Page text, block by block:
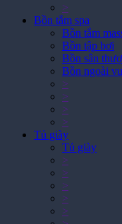
>
Bồn tắm spa
Bồn tắm
Bồn tập bơi
Bồn sân
Bồn ngoài
>
>
>
>
Tủ giày
Tủ giày
>
>
>
>
>